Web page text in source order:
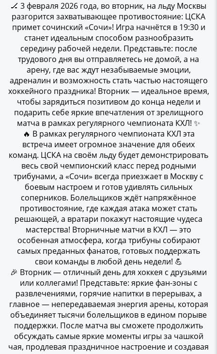
🏒 3 февраля 2026 года, во вторник, на льду Москвы
разгорится захватывающее противостояние: ЦСКА
примет сочинский «Сочи»! Игра начнётся в 19:30 и
станет идеальным способом разнообразить
середину рабочей недели. Представьте: после
трудового дня вы отправляетесь не домой, а на
арену, где вас ждут незабываемые эмоции,
адреналин и возможность стать частью настоящего
хоккейного праздника! Вторник — идеальное время,
чтобы зарядиться позитивом до конца недели и
подарить себе яркие впечатления от зрелищного
матча в рамках регулярного чемпионата КХЛ! ✨
🔥 В рамках регулярного чемпионата КХЛ эта
встреча имеет огромное значение для обеих
команд. ЦСКА на своём льду будет демонстрировать
весь свой чемпионский класс перед родными
трибунами, а «Сочи» всегда приезжает в Москву с
боевым настроем и готов удивлять сильных
соперников. Болельщиков ждёт напряжённое
противостояние, где каждая атака может стать
решающей, а вратари покажут настоящие чудеса
мастерства! Вторничные матчи в КХЛ — это
особенная атмосфера, когда трибуны собирают
самых преданных фанатов, готовых поддержать
свои команды в любой день недели! 💪
🎉 Вторник — отличный день для хоккея с друзьями
или коллегами! Представьте: яркие фан-зоны с
развлечениями, горячие напитки в перерывах, а
главное — непередаваемая энергия арены, которая
объединяет тысячи болельщиков в едином порыве
поддержки. После матча вы сможете продолжить
обсуждать самые яркие моменты игры за чашкой
чая, продлевая праздничное настроение и создавая